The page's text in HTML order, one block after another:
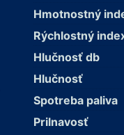
Hmotnostný
Rýchlostný
Hlučnosť db
Hlučnosť
Spotreba paliva
Prilnavosť